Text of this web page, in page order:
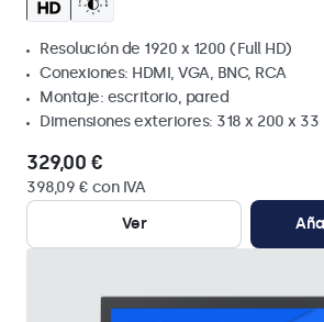
Resolución de 1920 x 1200 (Full HD)
Conexiones: HDMI, VGA, BNC, RCA
Montaje: escritorio, pared
Dimensiones exteriores: 318 x 200 x 33
329,00 €
398,09 € con IVA
Ver